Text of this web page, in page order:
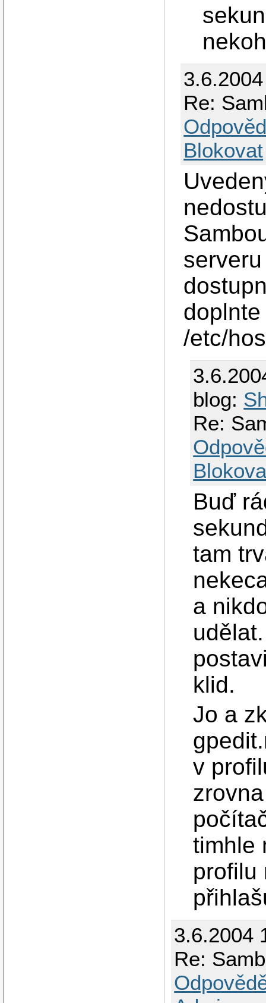
Re:
Blokovat
/etc/
blog:
Re:
Buď
tam
a
klid.
Jo a
v
timhle
profilu
3.6.2004
Re: